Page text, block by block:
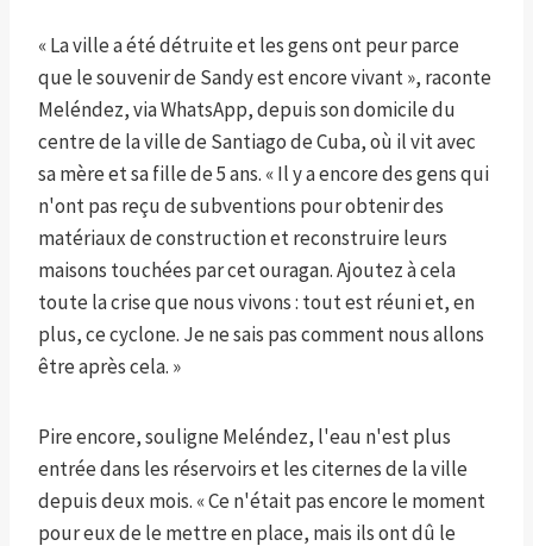
« La ville a été détruite et les gens ont peur parce
que le souvenir de Sandy est encore vivant », raconte
Meléndez, via WhatsApp, depuis son domicile du
centre de la ville de Santiago de Cuba, où il vit avec
sa mère et sa fille de 5 ans. « Il y a encore des gens qui
n'ont pas reçu de subventions pour obtenir des
matériaux de construction et reconstruire leurs
maisons touchées par cet ouragan. Ajoutez à cela
toute la crise que nous vivons : tout est réuni et, en
plus, ce cyclone. Je ne sais pas comment nous allons
être après cela. »
Pire encore, souligne Meléndez, l'eau n'est plus
entrée dans les réservoirs et les citernes de la ville
depuis deux mois. « Ce n'était pas encore le moment
pour eux de le mettre en place, mais ils ont dû le